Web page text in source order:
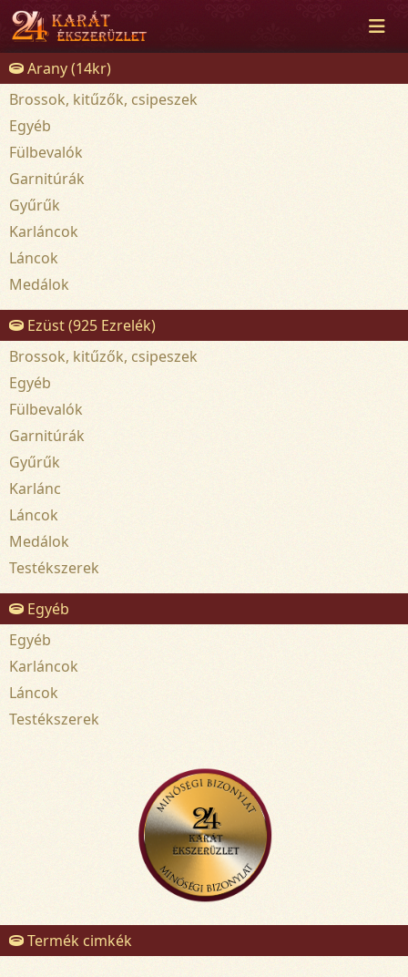
Arany (14kr)
Brossok, kitűzők, csipeszek
Egyéb
Fülbevalók
Garnitúrák
Gyűrűk
Karláncok
Láncok
Medálok
Ezüst (925 Ezrelék)
Brossok, kitűzők, csipeszek
Egyéb
Fülbevalók
Garnitúrák
Gyűrűk
Karlánc
Láncok
Medálok
Testékszerek
Egyéb
Egyéb
Karláncok
Láncok
Testékszerek
Termék cimkék